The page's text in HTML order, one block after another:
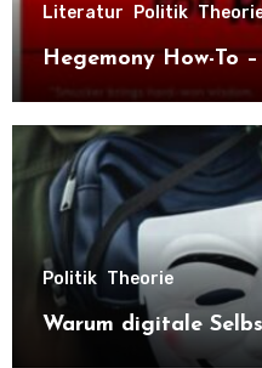
Literatur Politik
Hegemony How-To
Politik Theorie
Warum digitale